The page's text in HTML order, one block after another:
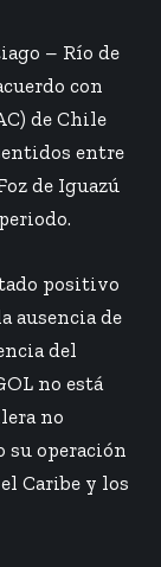
– Río de
con
de Chile
entre
de Iguazú
positivo
ausencia de
del
no está
no
operación
Caribe y los